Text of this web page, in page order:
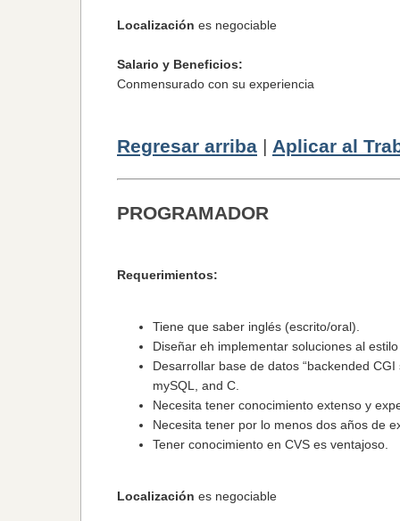
Localización es negociable
Salario y Beneficios:
Conmensurado con su experiencia
Regresar arriba | Aplicar al
PROGRAMADOR
Requerimientos:
Tiene que saber inglés (escrito/oral).
Diseñar eh implementar soluciones al estilo
Desarrollar base de datos “backended
mySQL, and C.
Necesita tener conocimiento extenso y
Necesita tener por lo menos dos años de
Tener conocimiento en CVS es ventajoso.
Localización es negociable